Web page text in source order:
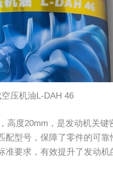
压机油L-DAH 46
高度20mm，是发动机关键
型号，保障了零件的可靠
要求，有效提升了发动机